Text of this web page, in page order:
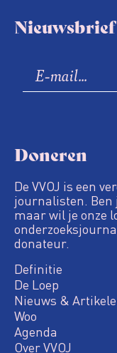
Nieuwsbrief
Doneren
De VVOJ is een
journalisten. Ben
maar wil je onze
donateur.
Definitie
De Loep
Nieuws &
Woo
Agenda
Over VVOJ